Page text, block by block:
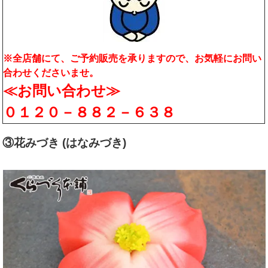
※全店舗にて、ご予約販売を承りますので、お気軽にお問い
合わせくださいませ。
≪お問い合わせ≫
０１２０－８８２－６３８
③花みづき (はなみづき)